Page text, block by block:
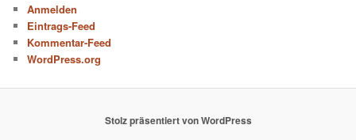
Anmelden
Eintrags-Feed
Kommentar-Feed
WordPress.org
Stolz präsentiert von WordPress